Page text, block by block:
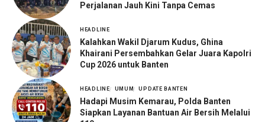
Perjalanan Jauh Kini Tanpa Cemas
HEADLINE
Kalahkan Wakil Djarum Kudus, Ghina
Khairani Persembahkan Gelar Juara Kapolri
Cup 2026 untuk Banten
HEADLINE UMUM UPDATE BANTEN
Hadapi Musim Kemarau, Polda Banten
Siapkan Layanan Bantuan Air Bersih Melalui